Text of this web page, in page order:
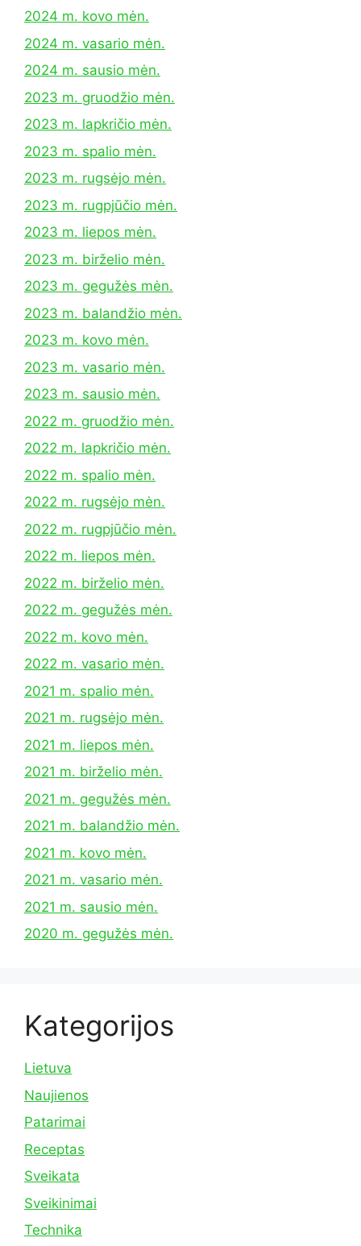
2024 m. kovo mėn.
2024 m. vasario mėn.
2024 m. sausio mėn.
2023 m. gruodžio mėn.
2023 m. lapkričio mėn.
2023 m. spalio mėn.
2023 m. rugsėjo mėn.
2023 m. rugpjūčio mėn.
2023 m. liepos mėn.
2023 m. birželio mėn.
2023 m. gegužės mėn.
2023 m. balandžio mėn.
2023 m. kovo mėn.
2023 m. vasario mėn.
2023 m. sausio mėn.
2022 m. gruodžio mėn.
2022 m. lapkričio mėn.
2022 m. spalio mėn.
2022 m. rugsėjo mėn.
2022 m. rugpjūčio mėn.
2022 m. liepos mėn.
2022 m. birželio mėn.
2022 m. gegužės mėn.
2022 m. kovo mėn.
2022 m. vasario mėn.
2021 m. spalio mėn.
2021 m. rugsėjo mėn.
2021 m. liepos mėn.
2021 m. birželio mėn.
2021 m. gegužės mėn.
2021 m. balandžio mėn.
2021 m. kovo mėn.
2021 m. vasario mėn.
2021 m. sausio mėn.
2020 m. gegužės mėn.
Kategorijos
Lietuva
Naujienos
Patarimai
Receptas
Sveikata
Sveikinimai
Technika